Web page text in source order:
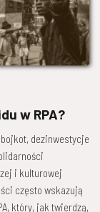
w RPA?
dezinwestycje
i kulturowej
często wskazują
który, jak twierdzą,